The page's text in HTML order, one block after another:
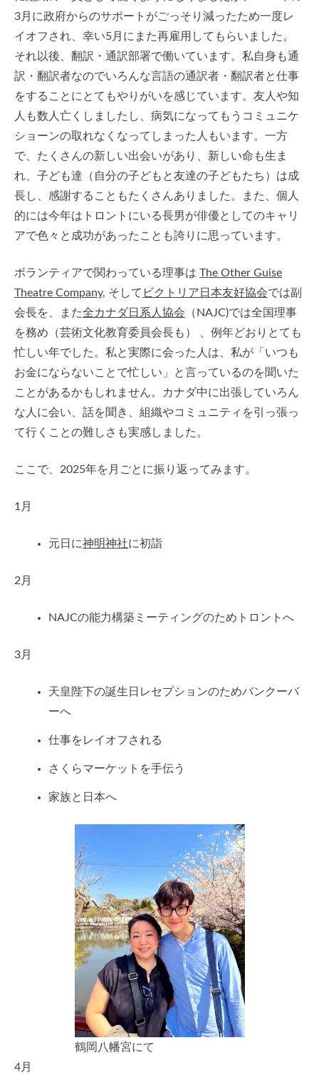
3月に政府からのサポートがごっそり減ったため一度レ
イオフされ、幸い5月にまた再雇用してもらいました。
それ以後、翻訳・通訳部署で働いています。私自身も通
訳・翻訳者なのでいろんな言語の通訳者・翻訳者と仕事
をすることにとてもやりがいを感じています。友人や知
人も数人亡くしましたし、病気になってもうコミュニケ
ショーンの取れなくなってしまった人もいます。一方
で、たくさんの新しい出会いがあり、新しい命も生ま
れ、子ども達（自分の子どもと友達の子どもたち）は成
長し、感謝することもたくさんありました。また、個人
的には今年はトロントにいる長男が俳優としてのキャリ
アで色々と成功があったことも誇りに思っています。
ボランティアで関わっている理事は The Other Guise
Theatre Company, そして ビクトリア日本友好協会では副
会長を、また全カナダ日系人協会 （NAJC)では全国理事
を務め（芸術文化教育委員会長も） 、例年どおりとても
忙しい年でした。私と実際に会った人は、私が「いつも
お金にならないことで忙しい」と言っているのを聞いた
ことがあるかもしれません。カナダ中に出張していろん
な人に会い、話を聞き、組織やコミュニティを引っ張っ
て行くことの難しさも実感しました。
ここで、2025年を月ごとに振り返ってみます。
1月
元日に神明神社に初詣
2月
NAJCの能力構築ミーティングのためトロントへ
3月
天皇陛下の誕生日レセプションのためバンクーバ
ーへ
仕事をレイオフされる
さくらマーケットを手伝う
家族と日本へ
鶴岡八幡宮にて
4月